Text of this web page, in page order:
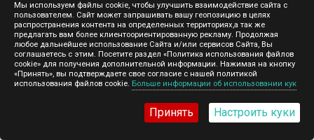
Мы используем файлы cookie, чтобы улучшить взаимодействие сайта с
пользователем. Сайт может запрашивать вашу геопозицию в целях
распространения контента на определенных территориях,а так же
предлагать вам более клиентоориентированную рекламу. Продолжая
любое дальнейшее использование Сайта и/или сервисов Сайта, Вы
соглашаетесь с этим. Посетите раздел «Политика использования файлов
cookie» для получения дополнительной информации. Нажимая на кнопку
«Принять», вы подтверждаете свое согласие с нашей политикой
использования файлов cookie. Больше информации об использовании кук
Принять Настроить куки